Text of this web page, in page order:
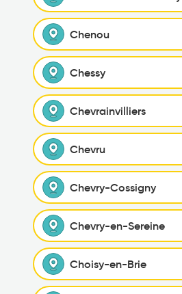
Chenou
Chessy
Chevrainvilliers
Chevru
Chevry-Cossigny
Chevry-en-Sereine
Choisy-en-Brie